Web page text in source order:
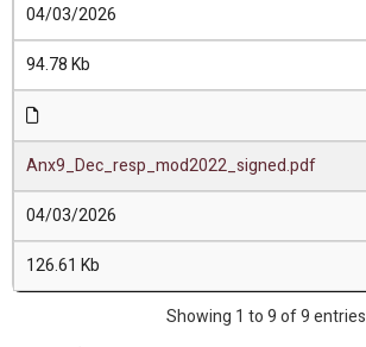
04/03/2026
94.78 Kb
Anx9_Dec_resp_mod2022_signed.pdf
04/03/2026
126.61 Kb
Showing 1 to 9 of 9 entries